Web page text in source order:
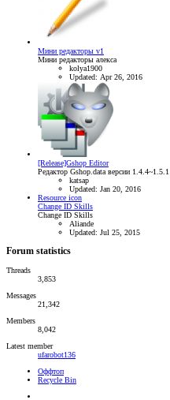
Мини редакторы v1
Мини редакторы алекса
kolya1900
Updated: Apr 26, 2016
[Release]Gshop Editor
Редактор Gshop.data версии 1.4.4~1.5.1
katsap
Updated: Jan 20, 2016
Resource icon
Change ID Skills
Change ID Skills
Aliande
Updated: Jul 25, 2015
Forum statistics
Threads
3,853
Messages
21,342
Members
8,042
Latest member
ufarobot136
Оффтоп
Recycle Bin